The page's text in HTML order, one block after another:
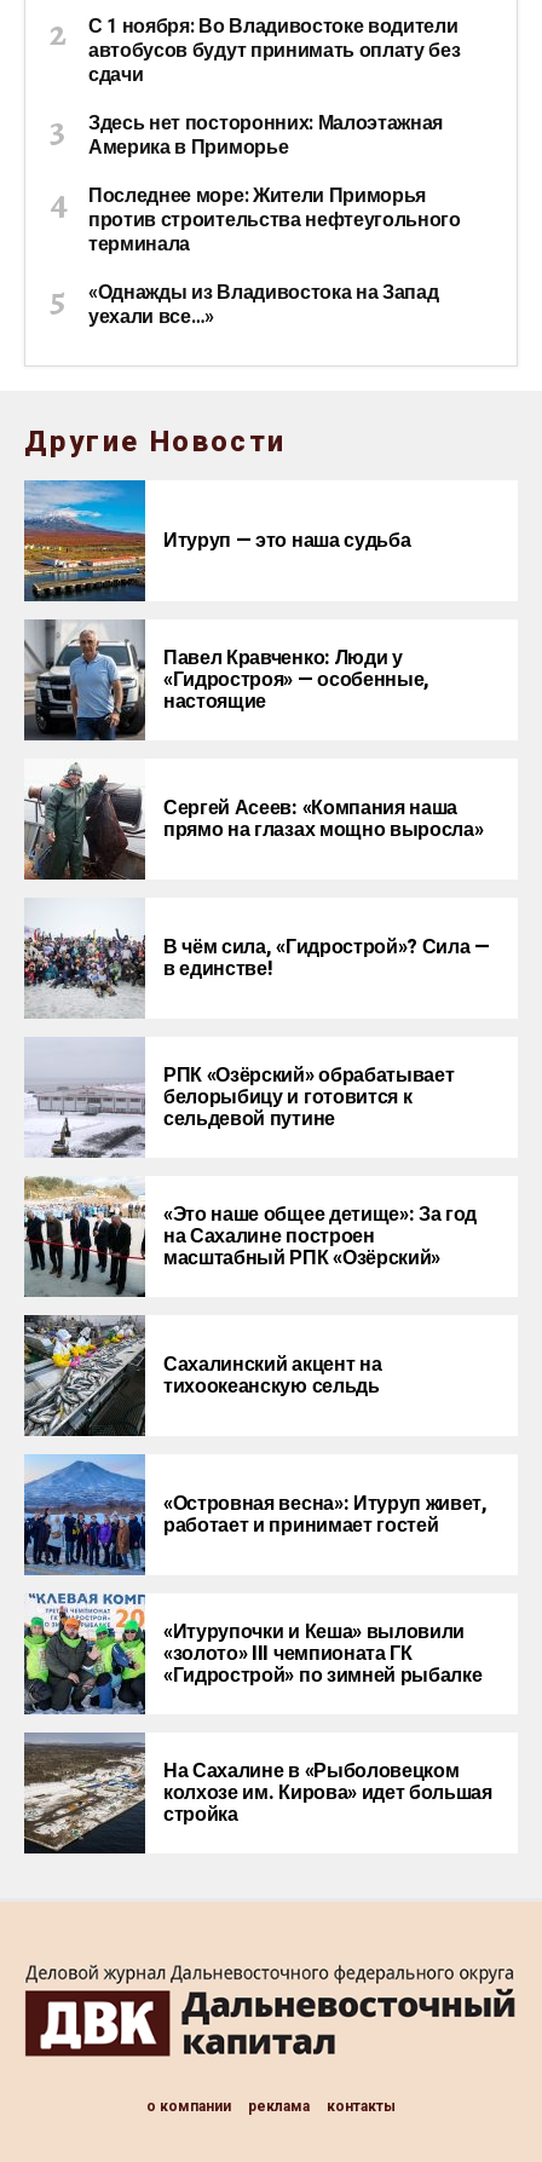
С 1 ноября: Во Владивостоке водители
автобусов будут принимать оплату без
сдачи
Здесь нет посторонних: Малоэтажная
Америка в Приморье
Последнее море: Жители Приморья
против строительства нефтеугольного
терминала
«Однажды из Владивостока на Запад
уехали все…»
Другие Новости
Итуруп — это наша судьба
Павел Кравченко: Люди у
«Гидростроя» — особенные,
настоящие
Сергей Асеев: «Компания наша
прямо на глазах мощно выросла»
В чём сила, «Гидрострой»? Сила —
в единстве!
РПК «Озёрский» обрабатывает
белорыбицу и готовится к
сельдевой путине
«Это наше общее детище»: За год
на Сахалине построен
масштабный РПК «Озёрский»
Сахалинский акцент на
тихоокеанскую сельдь
«Островная весна»: Итуруп живет,
работает и принимает гостей
«Итурупочки и Кеша» выловили
«золото» III чемпионата ГК
«Гидрострой» по зимней рыбалке
На Сахалине в «Рыболовецком
колхозе им. Кирова» идет большая
стройка
о компании реклама контакты